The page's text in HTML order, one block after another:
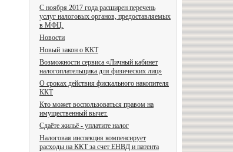
С ноября 2017 года расширен перечень
услуг налоговых органов, предоставляемых
в МФЦ.
Новости
Новый закон о ККТ
Возможности сервиса «Личный кабинет
налогоплательщика для физических лиц»
О сроках действия фискального накопителя
ККТ
Кто может воспользоваться правом на
имущественный вычет.
Сдаёте жильё - уплатите налог
Налоговая инспекция компенсирует
расходы на ККТ за счет ЕНВД и патента